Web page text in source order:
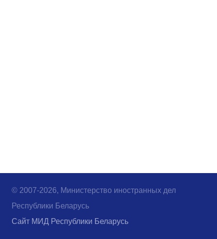
© 2007-2026, Министерство иностранных дел
Республики Беларусь
Сайт МИД Республики Беларусь